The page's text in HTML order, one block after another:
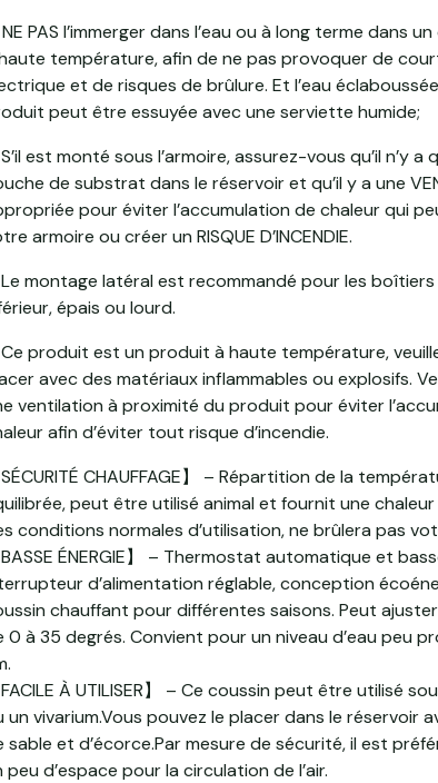
NE PAS l’immerger dans l’eau ou à long terme dans
température, afin de ne pas provoquer de
et de risques de brûlure. Et l’eau
peut être essuyée avec une serviette humide;
est monté sous l’armoire, assurez-vous qu’il n’y a
de substrat dans le réservoir et qu’il y a une
pour éviter l’accumulation de chaleur qui
armoire ou créer un RISQUE D’INCENDIE.
Le montage latéral est recommandé pour les
épais ou lourd.
produit est un produit à haute température,
avec des matériaux inflammables ou explosifs.
ventilation à proximité du produit pour éviter
afin d’éviter tout risque d’incendie.
SÉCURITÉ CHAUFFAGE】 – Répartition de la
peut être utilisé animal et fournit une
conditions normales d’utilisation, ne brûlera pas
BASSE ÉNERGIE】 – Thermostat automatique et
d’alimentation réglable, conception
chauffant pour différentes saisons. Peut
0 à 35 degrés. Convient pour un niveau d’eau peu
FACILE À UTILISER】 – Ce coussin peut être utilisé
un vivarium.Vous pouvez le placer dans le réservoir
sable et d’écorce.Par mesure de sécurité, il est
peu d’espace pour la circulation de l’air.